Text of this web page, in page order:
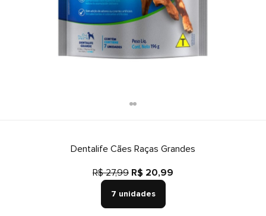
Dentalife Cães Raças Grandes
R$ 27,99 R$ 20,99
7 unidades